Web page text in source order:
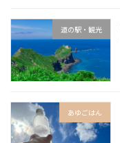
道の駅・観光
あゆごはん